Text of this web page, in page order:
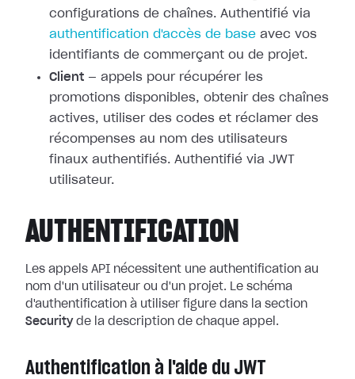
configurations de chaînes. Authentifié via
authentification d'accès de base avec vos
identifiants de commerçant ou de projet.
Client — appels pour récupérer les
promotions disponibles, obtenir des chaînes
actives, utiliser des codes et réclamer des
récompenses au nom des utilisateurs
finaux authentifiés. Authentifié via JWT
utilisateur.
AUTHENTIFICATION
Les appels API nécessitent une authentification au
nom d'un utilisateur ou d'un projet. Le schéma
d'authentification à utiliser figure dans la section
Securityde la description de chaque appel.
Authentification à l'aide du JWT